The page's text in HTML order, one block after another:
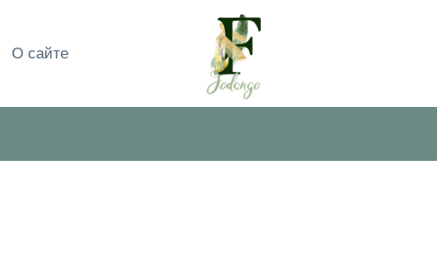
О сайте